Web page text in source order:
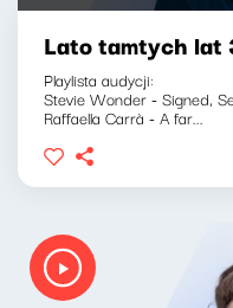
Lato tamtych lat
Playlista audycji:
Stevie Wonder - Signed,
Raffaella Carrà - A far...